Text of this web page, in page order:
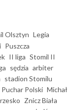
Olsztyn Legia
Puszcza
II liga Stomil II
sędzia arbiter
stadion Stomilu
Puchar Polski Michał
Znicz Biała